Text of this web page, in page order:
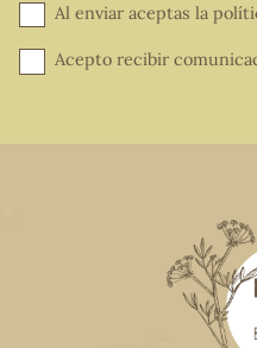
Al enviar aceptas la
Acepto recibir